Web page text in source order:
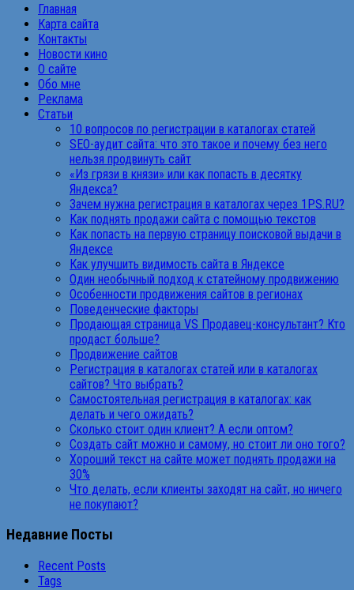
Главная
Карта сайта
Контакты
Новости кино
О сайте
Обо мне
Реклама
Статьи
10 вопросов по регистрации в каталогах статей
SEO-аудит сайта: что это такое и почему без него
нельзя продвинуть сайт
«Из грязи в князи» или как попасть в десятку
Яндекса?
Зачем нужна регистрация в каталогах через 1PS.RU?
Как поднять продажи сайта с помощью текстов
Как попасть на первую страницу поисковой выдачи в
Яндексе
Как улучшить видимость сайта в Яндексе
Один необычный подход к статейному продвижению
Особенности продвижения сайтов в регионах
Поведенческие факторы
Продающая страница VS Продавец-консультант? Кто
продаст больше?
Продвижение сайтов
Регистрация в каталогах статей или в каталогах
сайтов? Что выбрать?
Самостоятельная регистрация в каталогах: как
делать и чего ожидать?
Сколько стоит один клиент? А если оптом?
Создать сайт можно и самому, но стоит ли оно того?
Хороший текст на сайте может поднять продажи на
30%
Что делать, если клиенты заходят на сайт, но ничего
не покупают?
Недавние Посты
Recent Posts
Tags